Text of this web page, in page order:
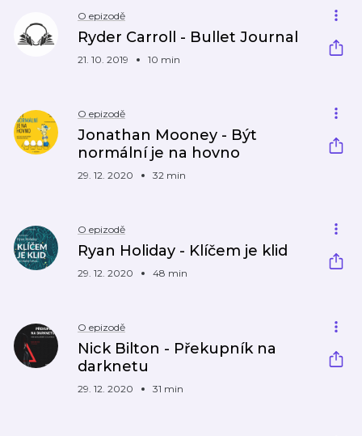
O epizodě
Ryder Carroll - Bullet Journal
21. 10. 2019 10 min
O epizodě
Jonathan Mooney - Být
normální je na hovno
29. 12. 2020 32 min
O epizodě
Ryan Holiday - Klíčem je klid
29. 12. 2020 48 min
O epizodě
Nick Bilton - Překupník na
darknetu
29. 12. 2020 31 min